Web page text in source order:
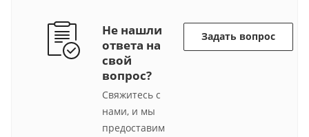
Не нашли
ответа на
свой
вопрос?
Свяжитесь с
нами, и мы
предоставим
Задать вопрос